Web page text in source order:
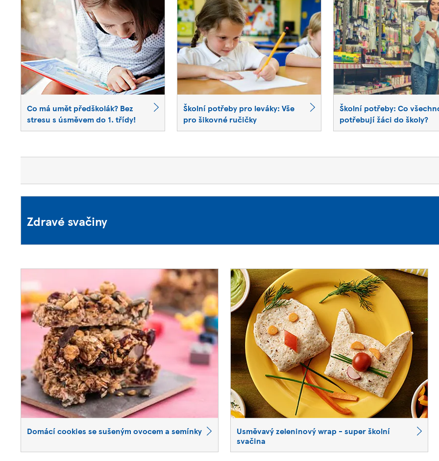
Co má umět předškolák? Bez
stresu s úsměvem do 1. třídy!
Školní potřeby pro leváky: Vše
pro šikovné ručičky
Školní potřeby: Co
potřebují žáci do školy?
Zdravé svačiny
Domácí cookies se sušeným ovocem a semínky
Usměvavý zeleninový wrap - super školní
svačina